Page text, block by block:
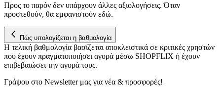
Προς το παρόν δεν υπάρχουν άλλες αξιολογήσεις. Όταν
προστεθούν, θα εμφανιστούν εδώ.
Πώς υπολογίζεται η βαθμολογία
Η τελική βαθμολογία βασίζεται αποκλειστικά σε κριτικές χρηστών
που έχουν πραγματοποιήσει αγορά μέσω SHOPFLIX ή έχουν
επιβεβαιώσει την αγορά τους.
Γράψου στο Νewsletter μας για νέα & προσφορές!